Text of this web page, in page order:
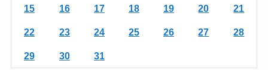
15 16 17 18 19 20 21
22 23 24 25 26 27 28
29 30 31